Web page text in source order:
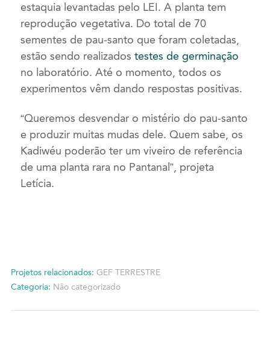
estaquia levantadas pelo LEI. A planta tem
reprodução vegetativa. Do total de 70
sementes de pau-santo que foram coletadas,
estão sendo realizadostestes de germinação
no laboratório. Até o momento, todos os
experimentos vêm dando respostas positivas.
“Queremos desvendar o mistério do pau-santo
e produzir muitas mudas dele. Quem sabe, os
Kadiwéu poderão ter um viveiro de referência
de uma planta rara no Pantanal”, projeta
Letícia.
Projetos relacionados: GEF TERRESTRE
Categoria: Não categorizado